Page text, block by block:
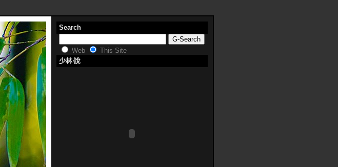
Search
Web
This Site
少林‧說